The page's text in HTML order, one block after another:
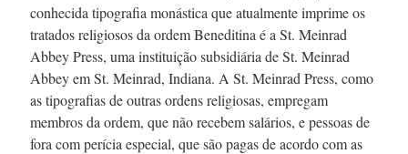
conhecida tipografia monástica que atualmente imprime os
tratados religiosos da ordem Beneditina é a St. Meinrad
Abbey Press, uma instituição subsidiária deSt. Meinrad
Abbey emSt. Meinrad, Indiana. A St. Meinrad Press, como
as tipografias de outras ordens religiosas, empregam
membros da ordem, que não recebem salários, e pessoas de
fora com perícia especial, que são pagas de acordo com as